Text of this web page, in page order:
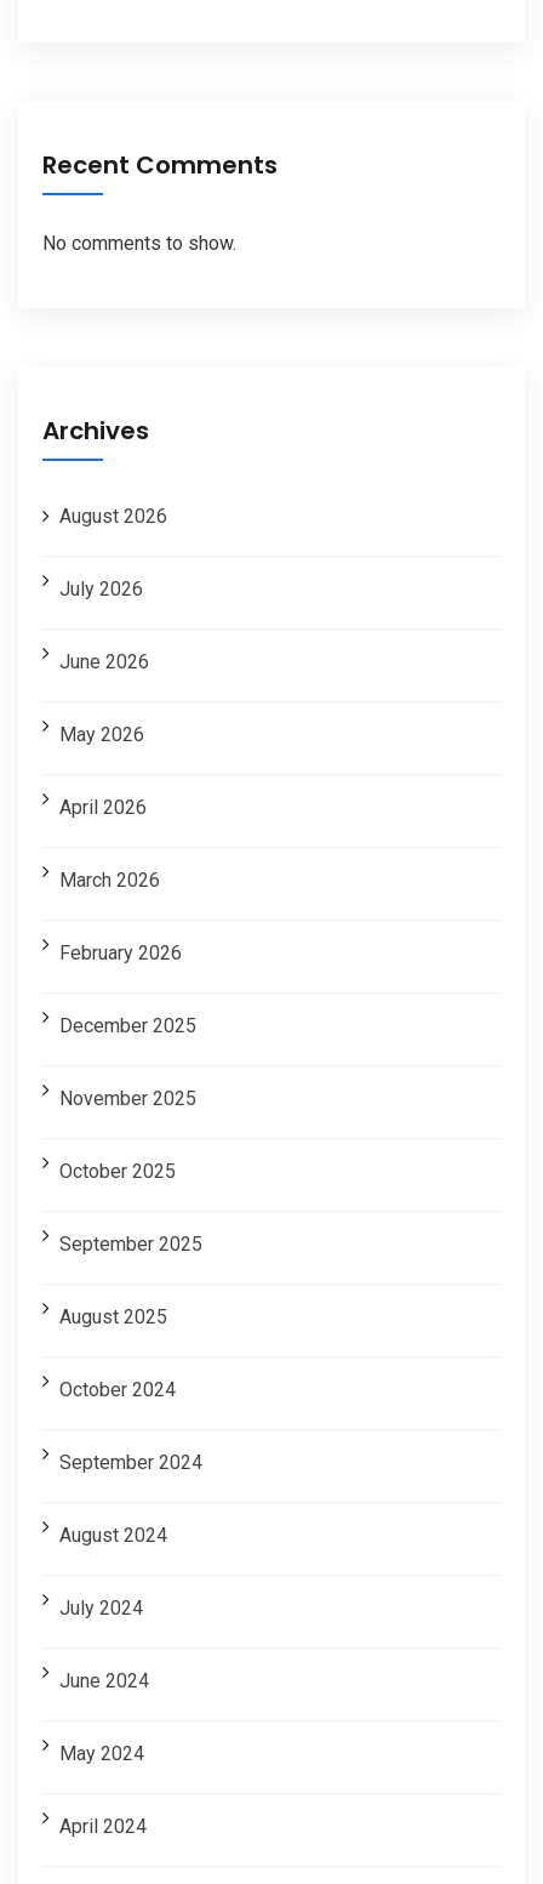
Recent Comments
No comments to show.
Archives
August 2026
July 2026
June 2026
May 2026
April 2026
March 2026
February 2026
December 2025
November 2025
October 2025
September 2025
August 2025
October 2024
September 2024
August 2024
July 2024
June 2024
May 2024
April 2024